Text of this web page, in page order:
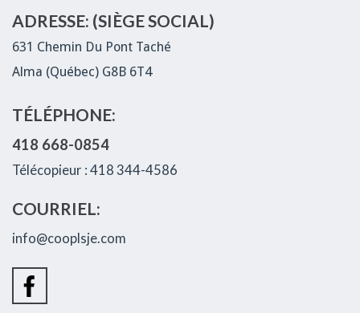
ADRESSE: (SIÈGE SOCIAL)
631 Chemin Du Pont Taché
Alma (Québec) G8B 6T4
TÉLÉPHONE:
418 668-0854
Télécopieur : 418 344-4586
COURRIEL:
info@cooplsje.com